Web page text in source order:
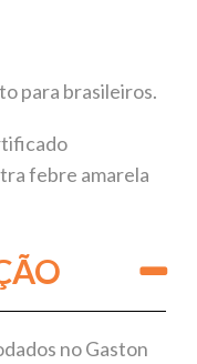
para brasileiros.
febre amarela
no Gaston